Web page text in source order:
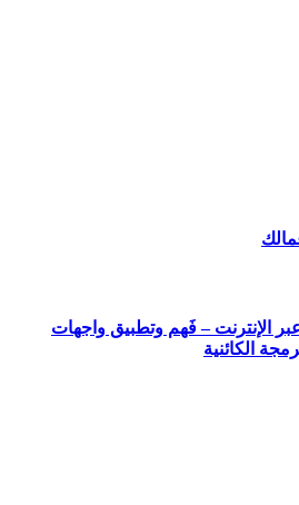
الإنترنت – فَهم وتطبيق واجهات
الكائنية